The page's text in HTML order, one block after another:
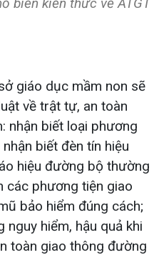
giáo dục mầm non sẽ
về trật tự, an toàn
nhận biết loại phương
biết đèn tín hiệu
hiệu đường bộ thường
các phương tiện giao
bảo hiểm đúng cách;
nguy hiểm, hậu quả khi
toàn giao thông đường